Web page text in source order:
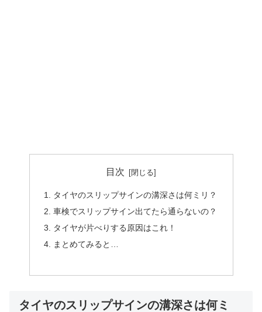
目次
タイヤのスリップサインの溝深さは何ミリ？
車検でスリップサイン出てたら通らないの？
タイヤが片べりする原因はこれ！
まとめてみると…
タイヤのスリップサインの溝深さは何ミ